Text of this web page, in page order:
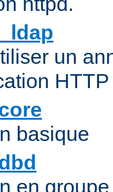
un
basique
en